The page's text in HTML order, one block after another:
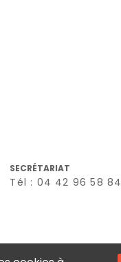
SECRÉTARIAT
Tél : 04 42 96 58 84